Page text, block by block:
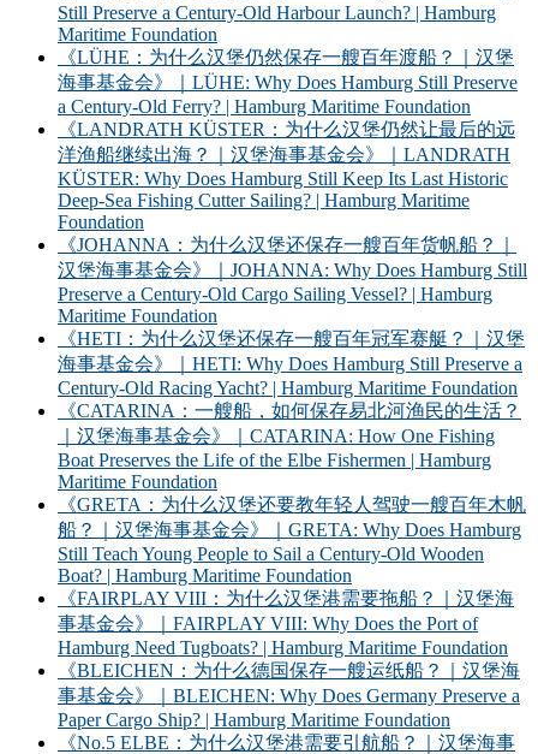
Still Preserve a Century-Old Harbour Launch? | Hamburg
Maritime Foundation
《LÜHE：为什么汉堡仍然保存一艘百年渡船？｜汉堡
海事基金会》｜LÜHE: Why Does Hamburg Still Preserve
a Century-Old Ferry? | Hamburg Maritime Foundation
《LANDRATH KÜSTER：为什么汉堡仍然让最后的远
洋渔船继续出海？｜汉堡海事基金会》｜LANDRATH
KÜSTER: Why Does Hamburg Still Keep Its Last Historic
Deep-Sea Fishing Cutter Sailing? | Hamburg Maritime
Foundation
《JOHANNA：为什么汉堡还保存一艘百年货帆船？｜
汉堡海事基金会》｜JOHANNA: Why Does Hamburg Still
Preserve a Century-Old Cargo Sailing Vessel? | Hamburg
Maritime Foundation
《HETI：为什么汉堡还保存一艘百年冠军赛艇？｜汉堡
海事基金会》｜HETI: Why Does Hamburg Still Preserve a
Century-Old Racing Yacht? | Hamburg Maritime Foundation
《CATARINA：一艘船，如何保存易北河渔民的生活？
｜汉堡海事基金会》｜CATARINA: How One Fishing
Boat Preserves the Life of the Elbe Fishermen | Hamburg
Maritime Foundation
《GRETA：为什么汉堡还要教年轻人驾驶一艘百年木帆
船？｜汉堡海事基金会》｜GRETA: Why Does Hamburg
Still Teach Young People to Sail a Century-Old Wooden
Boat? | Hamburg Maritime Foundation
《FAIRPLAY VIII：为什么汉堡港需要拖船？｜汉堡海
事基金会》｜FAIRPLAY VIII: Why Does the Port of
Hamburg Need Tugboats? | Hamburg Maritime Foundation
《BLEICHEN：为什么德国保存一艘运纸船？｜汉堡海
事基金会》｜BLEICHEN: Why Does Germany Preserve a
Paper Cargo Ship? | Hamburg Maritime Foundation
《No.5 ELBE：为什么汉堡港需要引航船？｜汉堡海事